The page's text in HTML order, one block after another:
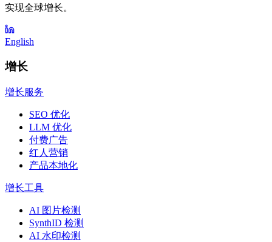
实现全球增长。
English
增长
增长服务
SEO 优化
LLM 优化
付费广告
红人营销
产品本地化
增长工具
AI 图片检测
SynthID 检测
AI 水印检测